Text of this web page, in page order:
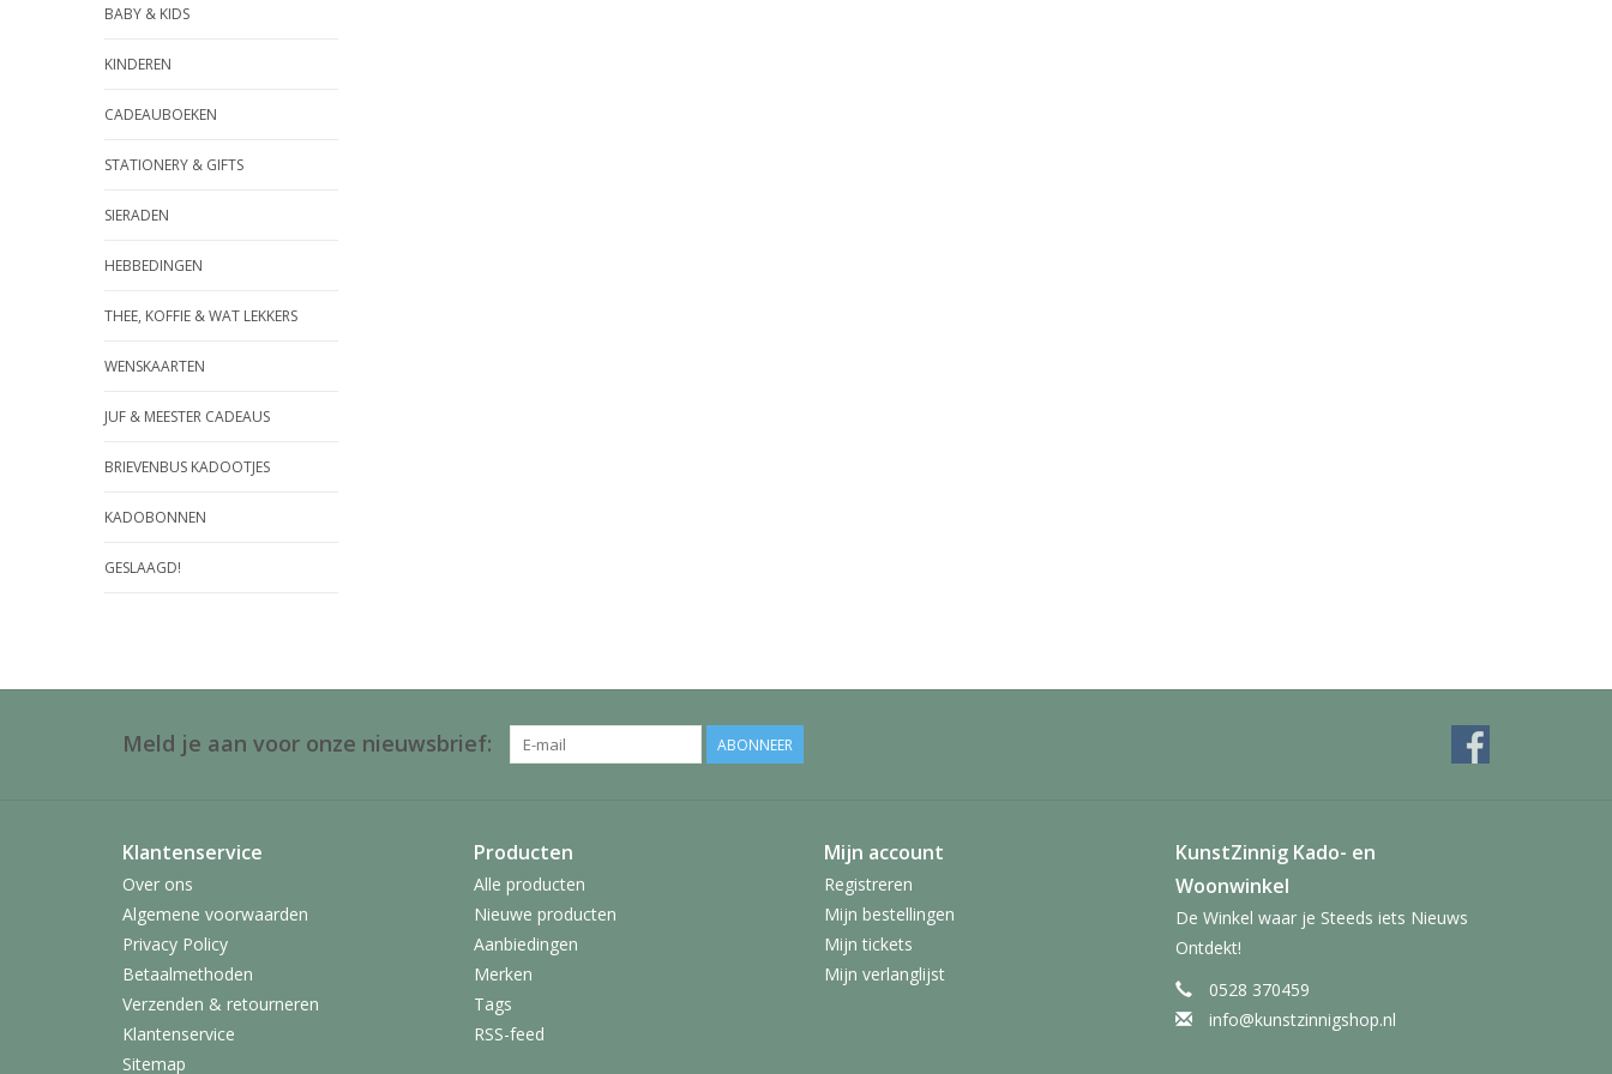
BABY & KIDS
KINDEREN
CADEAUBOEKEN
STATIONERY & GIFTS
SIERADEN
HEBBEDINGEN
THEE, KOFFIE & WAT LEKKERS
WENSKAARTEN
JUF & MEESTER CADEAUS
BRIEVENBUS KADOOTJES
KADOBONNEN
GESLAAGD!
Meld je aan voor onze nieuwsbrief: ABONNEER
Klantenservice
Over ons
Algemene voorwaarden
Privacy Policy
Betaalmethoden
Verzenden & retourneren
Klantenservice
Sitemap
Producten
Alle producten
Nieuwe producten
Aanbiedingen
Merken
Tags
RSS-feed
Mijn account
Registreren
Mijn bestellingen
Mijn tickets
Mijn verlanglijst
KunstZinnig Kado- en
Woonwinkel
De Winkel waar je Steeds iets Nieuws
Ontdekt!
0528 370459
info@kunstzinnigshop.nl